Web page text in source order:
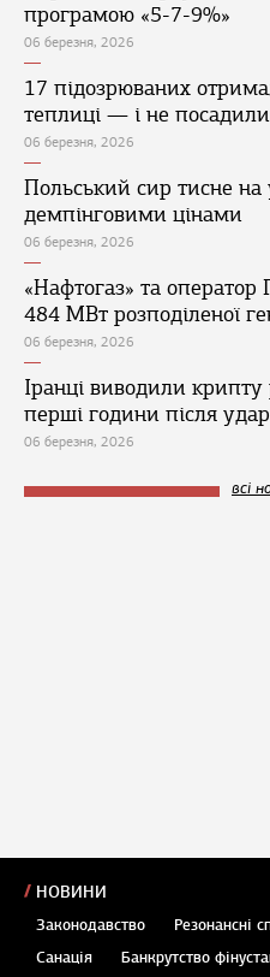
програмою «5-7-9%»
06 березня, 2026
17 підозрюваних
теплиці — і не
06 березня, 2026
Польський сир тисне на
демпінговими цінами
06 березня, 2026
«Нафтогаз» та
484 МВт розподіленої
06 березня, 2026
Іранці виводили
перші години після
06 березня, 2026
всі
НОВИНИ
Законодавство Резонансні
Санація
Банкрутство